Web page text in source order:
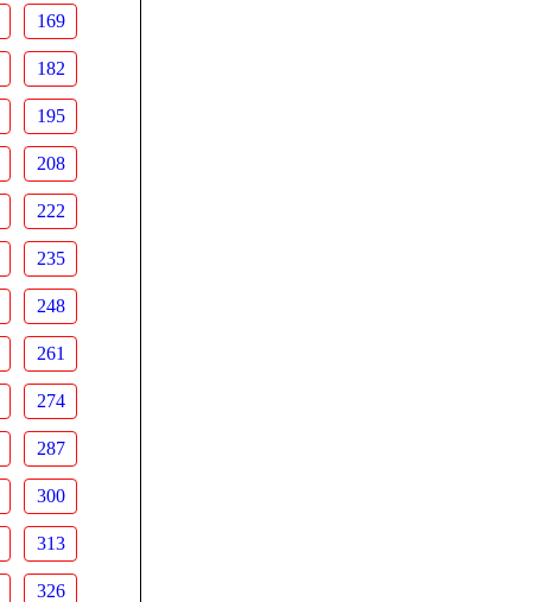
169
182
195
208
222
235
248
261
274
287
300
313
326